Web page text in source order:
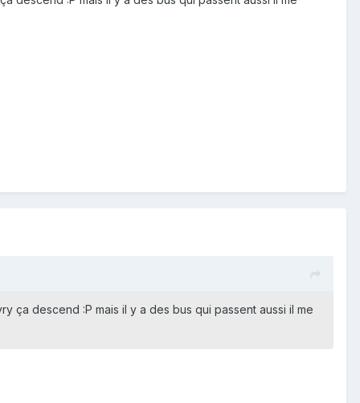
ça descend :P mais il y a des bus qui passent aussi il me